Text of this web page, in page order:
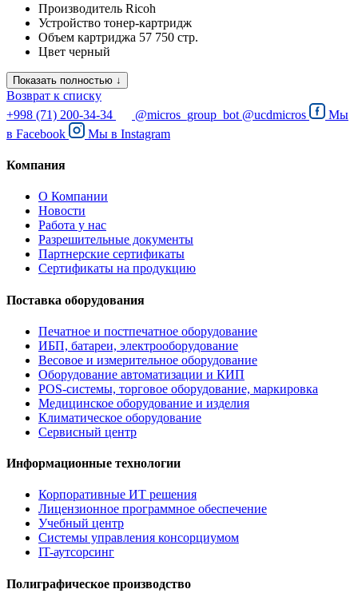
Производитель Ricoh
Устройство тонер-картридж
Объем картриджа 57 750 стр.
Цвет черный
Показать полностью ↓
Возврат к списку
+998 (71) 200-34-34
@micros_group_bot @ucdmicros
Мы
в Facebook Мы в Instagram
Компания
О Компании
Новости
Работа у нас
Разрешительные документы
Партнерские сертификаты
Сертификаты на продукцию
Поставка оборудования
Печатное и постпечатное оборудование
ИБП, батареи, электрооборудование
Весовое и измерительное оборудование
Оборудование автоматизации и КИП
POS-системы, торговое оборудование, маркировка
Медицинское оборудование и изделия
Климатическое оборудование
Сервисный центр
Информационные технологии
Корпоративные ИТ решения
Лицензионное программное обеспечение
Учебный центр
Системы управления консорциумом
IT-аутсорсинг
Полиграфическое производство